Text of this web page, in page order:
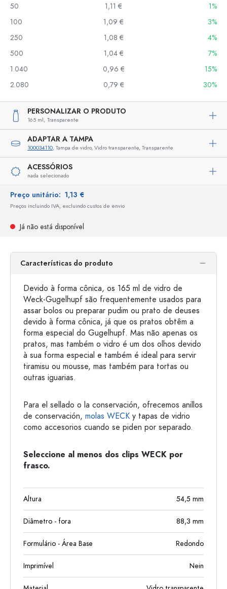
50
1,11 €
1%
100
1,09 €
3%
250
1,08 €
4%
500
1,04 €
7%
1.040
0,96 €
15%
2.080
0,79 € 30%
PERSONALIZAR O PRODUTO
165 ml, Transparente
ADAPTAR A TAMPA
100034110, Tampa de vidro, Vidro transparente, Transparente
ACESSÓRIOS
nada selecionado
Preço unitário: 1,13 €
Preços incluindo IVA, excluindo custos de envio
Já não está disponível
Características do produto
Devido à forma cônica, os 165 ml de vidro de
Weck-Gugelhupf são frequentemente usados ​​para
assar bolos ou preparar pudim ou prato de deuses
devido à forma cônica, já que os pratos obtêm a
forma especial do Gugelhupf. Mas não apenas os
pratos, mas também o vidro é um dos olhos devido
à sua forma especial e também é ideal para servir
tiramisu ou mousse, mas também para tortas ou
outras iguarias.
Para el sellado o la conservación, ofrecemos anillos
de conservación, molas WECK y tapas de vidrio
como accesorios cuando se piden por separado.
Seleccione al menos dos clips WECK por
frasco.
Altura 54,5 mm
Diâmetro - fora 88,3 mm
Formulário - Área Base Redondo
Imprimível Nein